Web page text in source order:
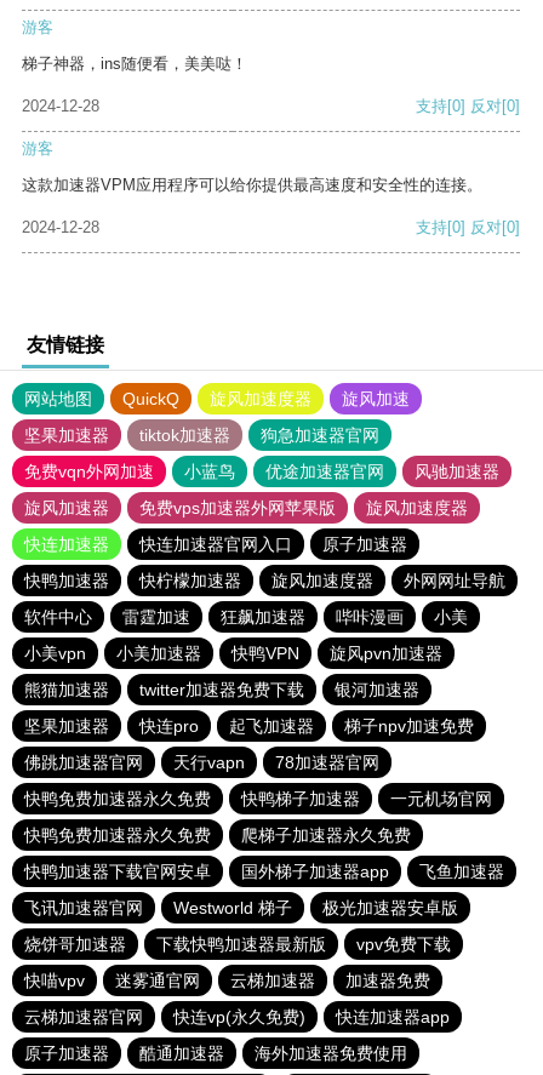
游客
梯子神器，ins随便看，美美哒！
2024-12-28 支持[0] 反对[0]
游客
这款加速器VPM应用程序可以给你提供最高速度和安全性的连接。
2024-12-28 支持[0] 反对[0]
友情链接
网站地图 QuickQ 旋风加速度器
旋风加速
坚果加速器
tiktok加速器
狗急加速器官网
免费vqn外网加速
小蓝鸟 优途加速器官网
风驰加速器
旋风加速器
免费vps加速器外网苹果版
旋风加速度器
快连加速器
快连加速器官网入口
原子加速器
快鸭加速器
快柠檬加速器 旋风加速度器
外网网址导航
软件中心
雷霆加速 狂飙加速器 哔咔漫画
小美
小美vpn
小美加速器 快鸭VPN
旋风pvn加速器
熊猫加速器
twitter加速器免费下载
银河加速器
坚果加速器
快连pro 起飞加速器
梯子npv加速免费
佛跳加速器官网
天行vapn
78加速器官网
快鸭免费加速器永久免费
快鸭梯子加速器
一元机场官网
快鸭免费加速器永久免费
爬梯子加速器永久免费
快鸭加速器下载官网安卓
国外梯子加速器app
飞鱼加速器
飞讯加速器官网
Westworld 梯子
极光加速器安卓版
烧饼哥加速器
下载快鸭加速器最新版
vpv免费下载
快喵vpv
迷雾通官网 云梯加速器
加速器免费
云梯加速器官网
快连vp(永久免费)
快连加速器app
原子加速器
酷通加速器 海外加速器免费使用